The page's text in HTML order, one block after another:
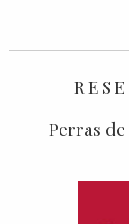
Perras